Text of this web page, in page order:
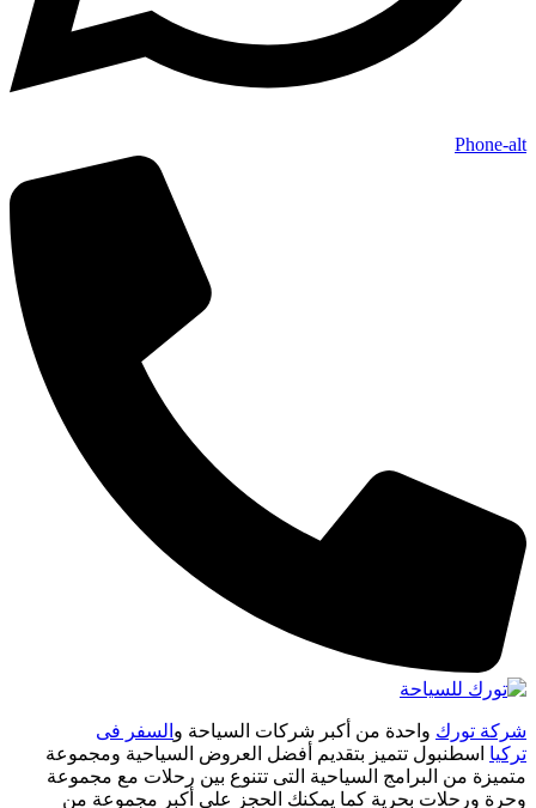
Phone-alt
شركة تورك واحدة من أكبر شركات السياحة و السفر فى
تركيا اسطنبول تتميز بتقديم أفضل العروض السياحية ومجموعة
متميزة من البرامج السياحية التى تتنوع بين رحلات مع مجموعة
وحرة ورحلات بحرية كما يمكنك الحجز على أكبر مجموعة من